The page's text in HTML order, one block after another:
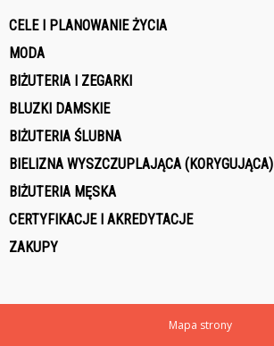
CELE I PLANOWANIE ŻYCIA
MODA
BIŻUTERIA I ZEGARKI
BLUZKI DAMSKIE
BIŻUTERIA ŚLUBNA
BIELIZNA WYSZCZUPLAJĄCA (KORYGUJĄCA)
BIŻUTERIA MĘSKA
CERTYFIKACJE I AKREDYTACJE
ZAKUPY
Mapa strony